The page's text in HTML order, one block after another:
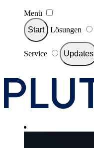
Menü
Start
Lösungen
Service Updates